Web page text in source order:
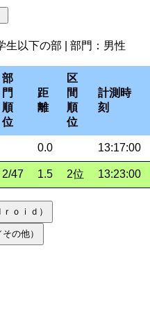
生以下の部 | 部門：男性
部
門
順
位
距
離
区
間
順
位
計測時
刻
0.0 13:17:00
2/47 1.5 2位 13:23:00